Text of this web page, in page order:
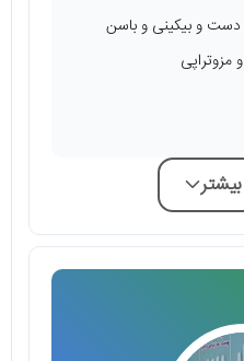
و بیکینی و باسن
مزوتراپی